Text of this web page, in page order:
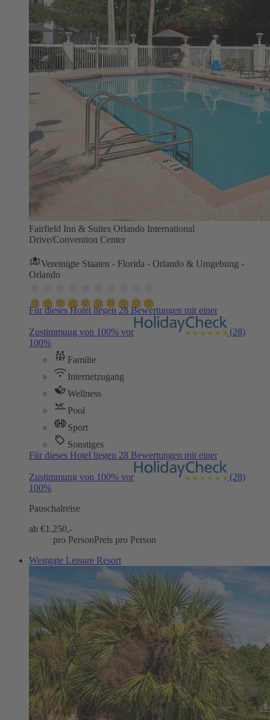
Fairfield Inn & Suites Orlando International
Drive/Convention Center
Vereinigte Staaten - Florida - Orlando & Umgebung -
Orlando
Für dieses Hotel liegen 28 Bewertungen mit einer
Zustimmung von 100% vor
(28)
100%
Familie
Internetzugang
Wellness
Pool
Sport
Sonstiges
Für dieses Hotel liegen 28 Bewertungen mit einer
Zustimmung von 100% vor
(28)
100%
Pauschalreise
ab €1.250,-
pro PersonPreis pro Person
Westgate Leisure Resort